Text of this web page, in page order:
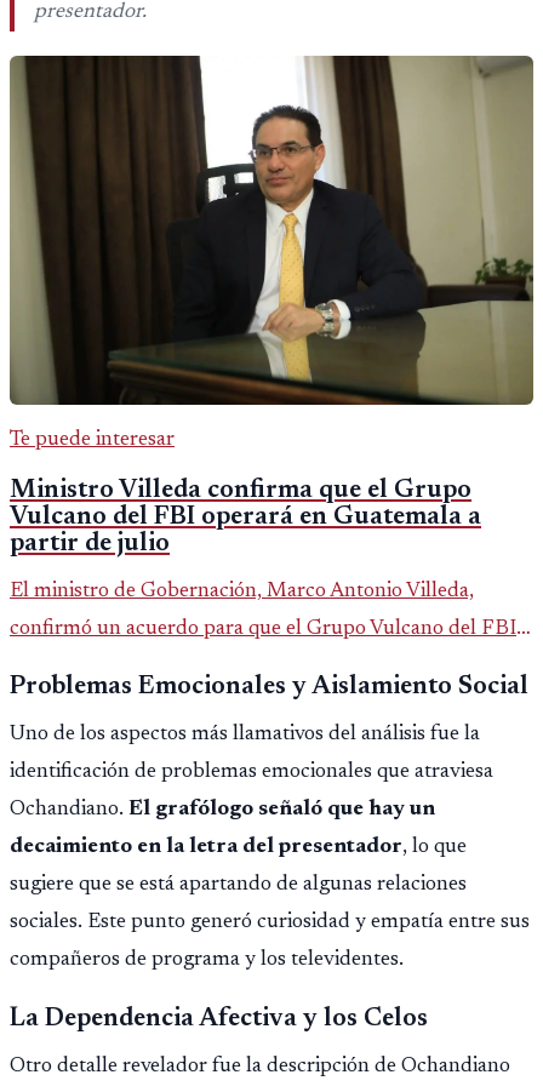
presentador.
Te puede interesar
Ministro Villeda confirma que el Grupo
Vulcano del FBI operará en Guatemala a
partir de julio
El ministro de Gobernación, Marco Antonio Villeda,
confirmó un acuerdo para que el Grupo Vulcano del FBI
fallido con la administración anterior del Ministerio
Público.
Problemas Emocionales y Aislamiento Social
Uno de los aspectos más llamativos del análisis fue la
identificación de problemas emocionales que atraviesa
Ochandiano. El grafólogo señaló que hay un
decaimiento en la letra del presentador, lo que
sugiere que se está apartando de algunas relaciones
sociales. Este punto generó curiosidad y empatía entre sus
compañeros de programa y los televidentes.
La Dependencia Afectiva y los Celos
Otro detalle revelador fue la descripción de Ochandiano